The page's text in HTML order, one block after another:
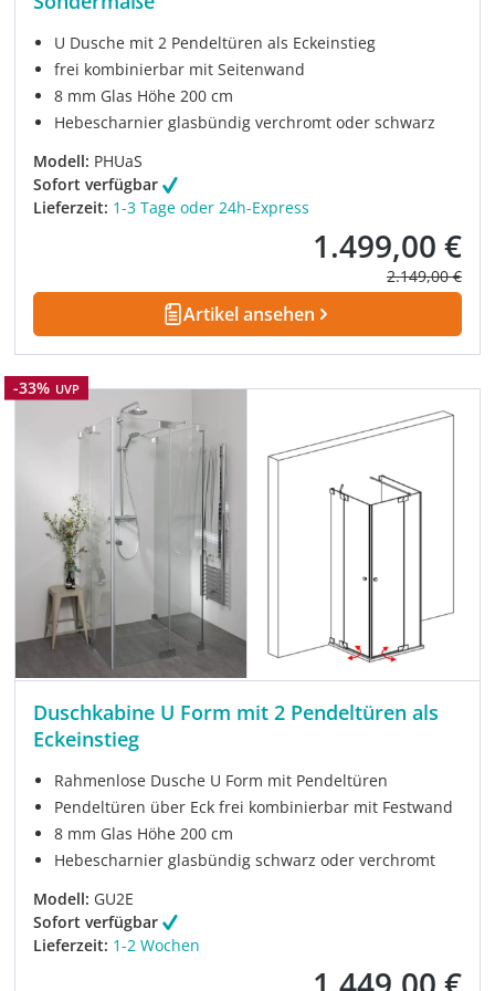
U Dusche mit 2 Pendeltüren als Eckeinstieg
frei kombinierbar mit Seitenwand
8 mm Glas Höhe 200 cm
Hebescharnier glasbündig verchromt oder schwarz
Modell: PHUaS
Sofort verfügbar
Lieferzeit: 1-3 Tage oder 24h-Express
Verkaufspreis:
1.499,00 €
Regulärer
2.149,00 €
Artikel ansehen
Rabatt
-33% UVP
Duschkabine U Form mit 2 Pendeltüren als
Eckeinstieg
Rahmenlose Dusche U Form mit Pendeltüren
Pendeltüren über Eck frei kombinierbar mit Festwand
8 mm Glas Höhe 200 cm
Hebescharnier glasbündig schwarz oder verchromt
Modell: GU2E
Sofort verfügbar
Lieferzeit: 1-2 Wochen
Verkaufspreis: